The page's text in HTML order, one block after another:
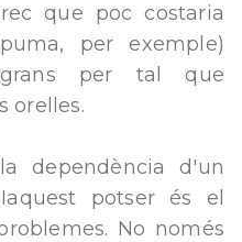
que poc costaria
per exemple)
per tal que
orelles.
dependència d'un
potser és el
No només